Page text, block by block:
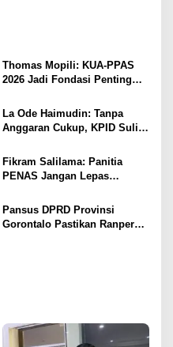
Thomas Mopili: KUA-PPAS
2026 Jadi Fondasi Penting
La Ode Haimudin: Tanpa
Anggaran Cukup, KPID Sulit
Fikram Salilama: Panitia
PENAS Jangan Lepas
Pansus
Pansus DPRD Provinsi
Gorontalo Pastikan Ranperda